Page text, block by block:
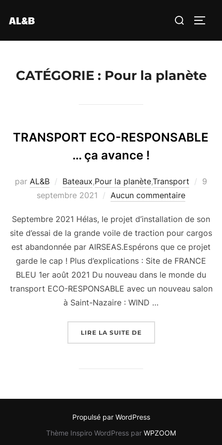
AL&B Rechercher :
CATÉGORIE : Pour la planète
TRANSPORT ECO-RESPONSABLE
… ça avance !
par AL&B Bateaux,Pour la planète,Transport
9
septembre 2021
Aucun commentaire
Septembre 2021 Hélas, le projet d’installation de son
site d’essai de la grande voile de traction pour cargos
est abandonnée par AIRSEAS.Espérons que ce projet
garde le cap ! Plus d’explications : Site de FRANCE
BLEU 1er août 2021 Du nouveau dans le monde du
transport ECO-RESPONSABLE avec un nouveau salon
à Saint-Nazaire : WIND …
LIRE LA SUITE DE« TRANSPORT ECO-
Propulsé par WordPress
Thème Inspiro WordPress par WPZOOM